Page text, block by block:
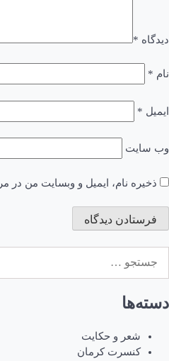
دیدگاه *
نام *
ایمیل *
وب‌ سایت
ذخیره نام، ایمیل و وبسایت من در
برای:
دسته‌ها
شعر و حکایت
کنسرت کرمان